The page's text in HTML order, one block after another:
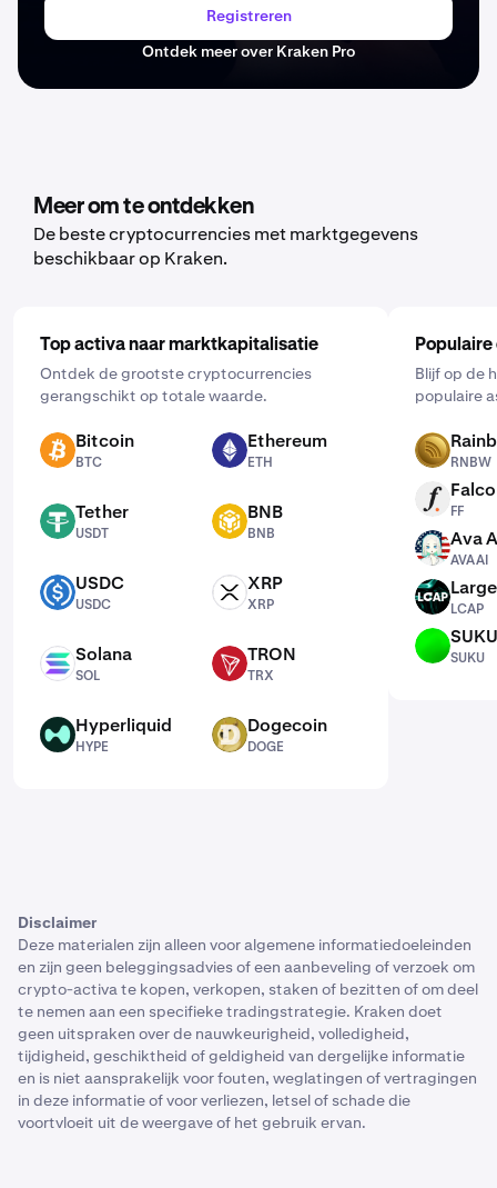
Registreren
Ontdek meer over Kraken Pro
Meer om te ontdekken
De beste cryptocurrencies met marktgegevens
beschikbaar op Kraken.
Top activa naar marktkapitalisatie
Ontdek de grootste cryptocurrencies
gerangschikt op totale waarde.
BTC Bitcoin
BTC
ETH Ethereum
ETH
USDT Tether
USDT
BNB BNB
BNB
USDC USDC
USDC
XRP XRP
XRP
SOL Solana
SOL
TRX TRON
TRX
HYPE Hyperliquid
HYPE
DOGE Dogecoin
DOGE
Blijf op de
populaire
RNBW
RNBW
FF
FF
AVAAI Ava
AVAAI
LCAP
LCAP
SUKU
SUKU
Disclaimer
Deze materialen zijn alleen voor algemene informatiedoeleinden
en zijn geen beleggingsadvies of een aanbeveling of verzoek om
crypto-activa te kopen, verkopen, staken of bezitten of om deel
te nemen aan een specifieke tradingstrategie. Kraken doet
geen uitspraken over de nauwkeurigheid, volledigheid,
tijdigheid, geschiktheid of geldigheid van dergelijke informatie
en is niet aansprakelijk voor fouten, weglatingen of vertragingen
in deze informatie of voor verliezen, letsel of schade die
voortvloeit uit de weergave of het gebruik ervan.